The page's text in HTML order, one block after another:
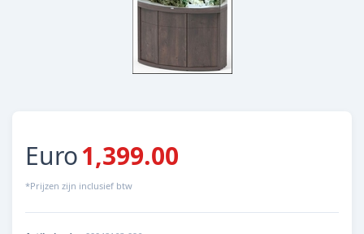
Euro1,399.00
*Prijzen zijn inclusief btw